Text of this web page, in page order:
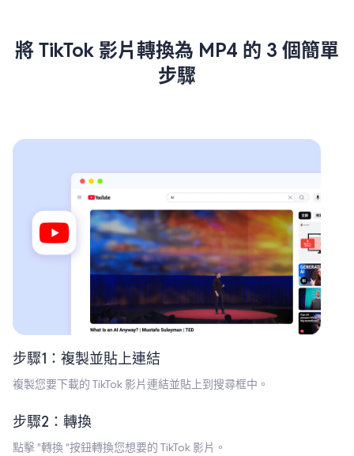
將 TikTok 影片轉換為 MP4 的 3 個簡單
步驟
步驟1：複製並貼上連結
複製您要下載的 TikTok 影片連結並貼上到搜尋框中。
步驟2：轉換
點擊 "轉換 "按鈕轉換您想要的 TikTok 影片。